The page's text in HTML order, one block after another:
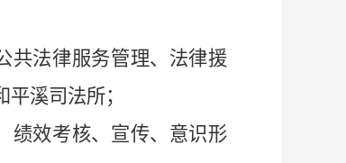
共法律服务管理、法律援
溪司法所；
绩效考核、宣传、意识形